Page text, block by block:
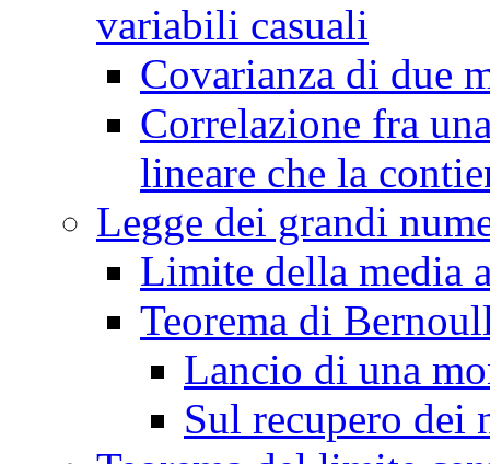
variabili casuali
Covarianza di due
Correlazione fra
lineare che la
Legge dei grandi
Limite della media
Teorema di
Lancio di una
Sul recupero dei